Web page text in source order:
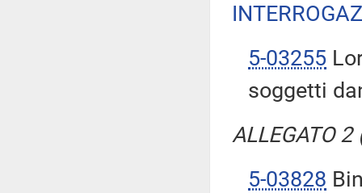
5-03255
soggetti
ALLEGATO
5-03828